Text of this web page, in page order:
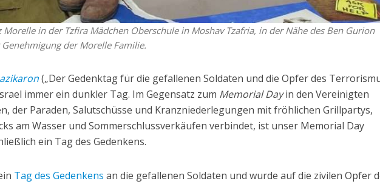
Morelle in der Tzfira Mädchen Oberschule in Moshav Tzafria, in der Nähe des Ben Gurion
der Morelle Familie.
(„Der Gedenktag für die gefallenen Soldaten und die Opfer des
immer ein dunkler Tag. Im Gegensatz zum Memorial Dayin den Vereinigten
der Paraden, Salutschüsse und Kranzniederlegungen mit fröhlichen Grillpartys,
am Wasser und Sommerschlussverkäufen verbindet, ist unser Memorial Day
ein Tag des Gedenkens.
Tag des Gedenkens an die gefallenen Soldaten und wurde auf die zivilen Opfer